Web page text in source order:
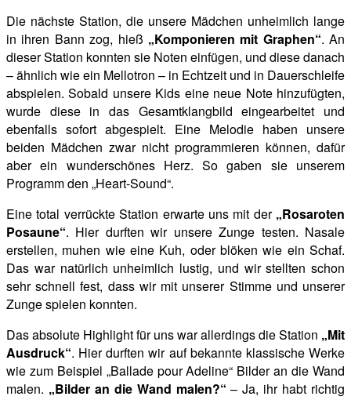
Die nächste Station, die unsere Mädchen unheimlich lange
in ihren Bann zog, hieß „Komponieren mit Graphen“. An
dieser Station konnten sie Noten einfügen, und diese danach
– ähnlich wie ein Mellotron – in Echtzeit und in Dauerschleife
abspielen. Sobald unsere Kids eine neue Note hinzufügten,
wurde diese in das Gesamtklangbild eingearbeitet und
ebenfalls sofort abgespielt. Eine Melodie haben unsere
beiden Mädchen zwar nicht programmieren können, dafür
aber ein wunderschönes Herz. So gaben sie unserem
Programm den „Heart-Sound“.
Eine total verrückte Station erwarte uns mit der „Rosaroten
Posaune“. Hier durften wir unsere Zunge testen. Nasale
erstellen, muhen wie eine Kuh, oder blöken wie ein Schaf.
Das war natürlich unheimlich lustig, und wir stellten schon
sehr schnell fest, dass wir mit unserer Stimme und unserer
Zunge spielen konnten.
Das absolute Highlight für uns war allerdings die Station „Mit
Ausdruck“. Hier durften wir auf bekannte klassische Werke
wie zum Beispiel „Ballade pour Adeline“ Bilder an die Wand
malen. „Bilder an die Wand malen?“ – Ja, ihr habt richtig